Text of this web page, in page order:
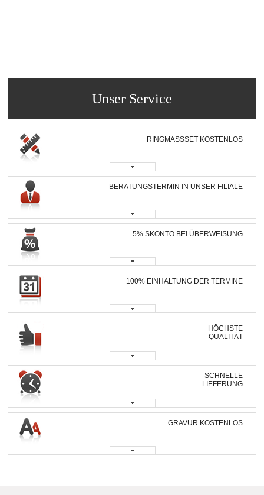
Unser Service
RINGMASSSET KOSTENLOS
BERATUNGSTERMIN IN UNSER FILIALE
5% SKONTO BEI ÜBERWEISUNG
100% EINHALTUNG DER TERMINE
HÖCHSTE
QUALITÄT
SCHNELLE
LIEFERUNG
GRAVUR KOSTENLOS